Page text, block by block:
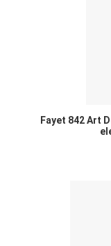
Fayet 842 Art